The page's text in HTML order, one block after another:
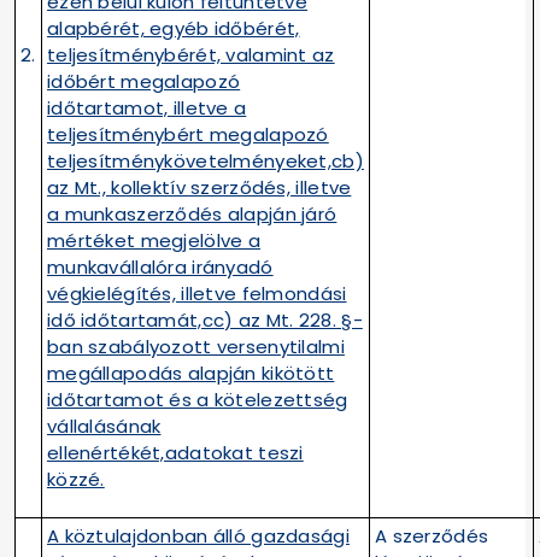
2.
alapbérét, egyéb időbérét,
teljesítménybérét, valamint az
időbért megalapozó
időtartamot, illetve a
teljesítménybért megalapozó
teljesítménykövetelményeket,cb)
az Mt., kollektív szerződés, illetve
a munkaszerződés alapján járó
mértéket megjelölve a
munkavállalóra irányadó
végkielégítés, illetve felmondási
idő időtartamát,cc) az Mt. 228. §-
ban szabályozott versenytilalmi
megállapodás alapján kikötött
időtartamot és a kötelezettség
vállalásának
ellenértékét,adatokat teszi
közzé.
A köztulajdonban álló gazdasági
A szerződés